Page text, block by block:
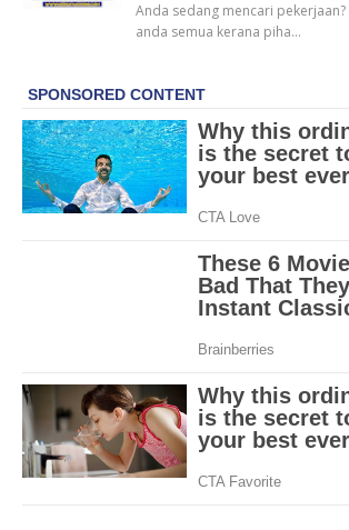
Anda sedang mencari
anda semua kerana piha…